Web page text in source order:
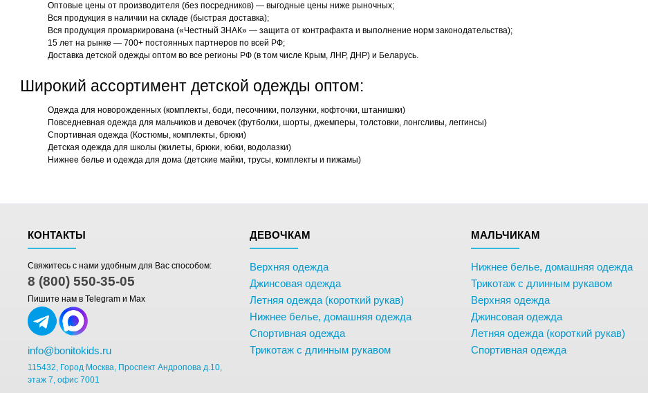
Оптовые цены от производителя (без посредников) — выгодные цены ниже рыночных;
Вся продукция в наличии на складе (быстрая доставка);
Вся продукция промаркирована («Честный ЗНАК» — защита от контрафакта и выполнение норм законодательства);
15 лет на рынке — 700+ постоянных партнеров по всей РФ;
Доставка детской одежды оптом во все регионы РФ (в том числе Крым, ЛНР, ДНР) и Беларусь.
Широкий ассортимент детской одежды оптом:
Одежда для новорожденных (комплекты, боди, песочники, ползунки, кофточки, штанишки)
Повседневная одежда для мальчиков и девочек (футболки, шорты, джемперы, толстовки, лонгсливы, леггинсы)
Спортивная одежда (Костюмы, комплекты, брюки)
Детская одежда для школы (жилеты, брюки, юбки, водолазки)
Нижнее белье и одежда для дома (детские майки, трусы, комплекты и пижамы)
КОНТАКТЫ
Свяжитесь с нами удобным для Вас способом:
8 (800) 550-35-05
Пишите нам в Telegram и Max
info@bonitokids.ru
115432, Город Москва, Проспект Андропова д.10,
этаж 7, офис 7001
ДЕВОЧКАМ
Верхняя одежда
Джинсовая одежда
Летняя одежда (короткий рукав)
Нижнее белье, домашняя одежда
Спортивная одежда
Трикотаж с длинным рукавом
МАЛЬЧИКАМ
Нижнее белье, домашняя одежда
Трикотаж с длинным рукавом
Верхняя одежда
Джинсовая одежда
Летняя одежда (короткий рукав)
Спортивная одежда